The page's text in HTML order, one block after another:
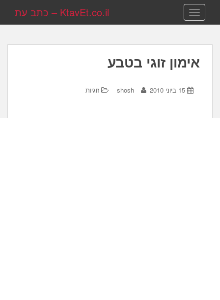
TOGGLE NAVIGATION KtavEt.co.il – כתב עת
אימון זוגי בטבע
15 ביוני 2010 shosh זוגיות